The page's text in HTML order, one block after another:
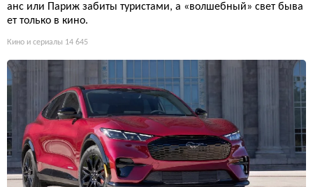
анс или Париж забиты туристами, а «волшебный» свет быва
ет только в кино.
Кино и сериалы 14 645